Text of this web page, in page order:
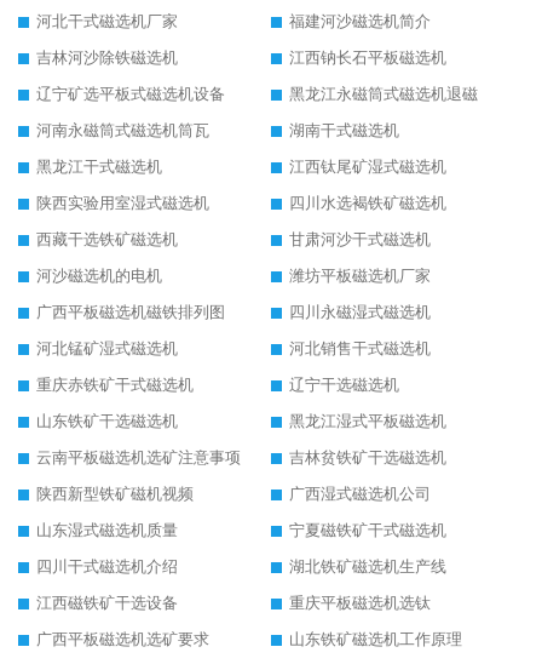
河北干式磁选机厂家
福建河沙磁选机简介
吉林河沙除铁磁选机
江西钠长石平板磁选机
辽宁矿选平板式磁选机设备
黑龙江永磁筒式磁选机退磁
河南永磁筒式磁选机筒瓦
湖南干式磁选机
黑龙江干式磁选机
江西钛尾矿湿式磁选机
陕西实验用室湿式磁选机
四川水选褐铁矿磁选机
西藏干选铁矿磁选机
甘肃河沙干式磁选机
河沙磁选机的电机
潍坊平板磁选机厂家
广西平板磁选机磁铁排列图
四川永磁湿式磁选机
河北锰矿湿式磁选机
河北销售干式磁选机
重庆赤铁矿干式磁选机
辽宁干选磁选机
山东铁矿干选磁选机
黑龙江湿式平板磁选机
云南平板磁选机选矿注意事项
吉林贫铁矿干选磁选机
陕西新型铁矿磁机视频
广西湿式磁选机公司
山东湿式磁选机质量
宁夏磁铁矿干式磁选机
四川干式磁选机介绍
湖北铁矿磁选机生产线
江西磁铁矿干选设备
重庆平板磁选机选钛
广西平板磁选机选矿要求
山东铁矿磁选机工作原理